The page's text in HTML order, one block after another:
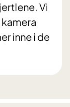
Vi
inne i de